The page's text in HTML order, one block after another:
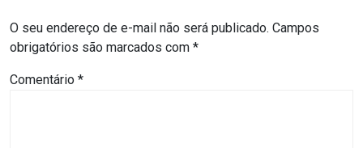
Blog
BRASIL
O seu endereço de e-mail não será publicado. Campos
obrigatórios são marcados com *
Comentário *